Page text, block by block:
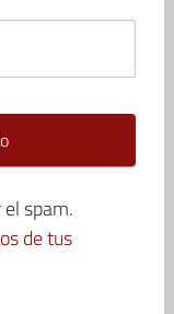
spam.
de tus